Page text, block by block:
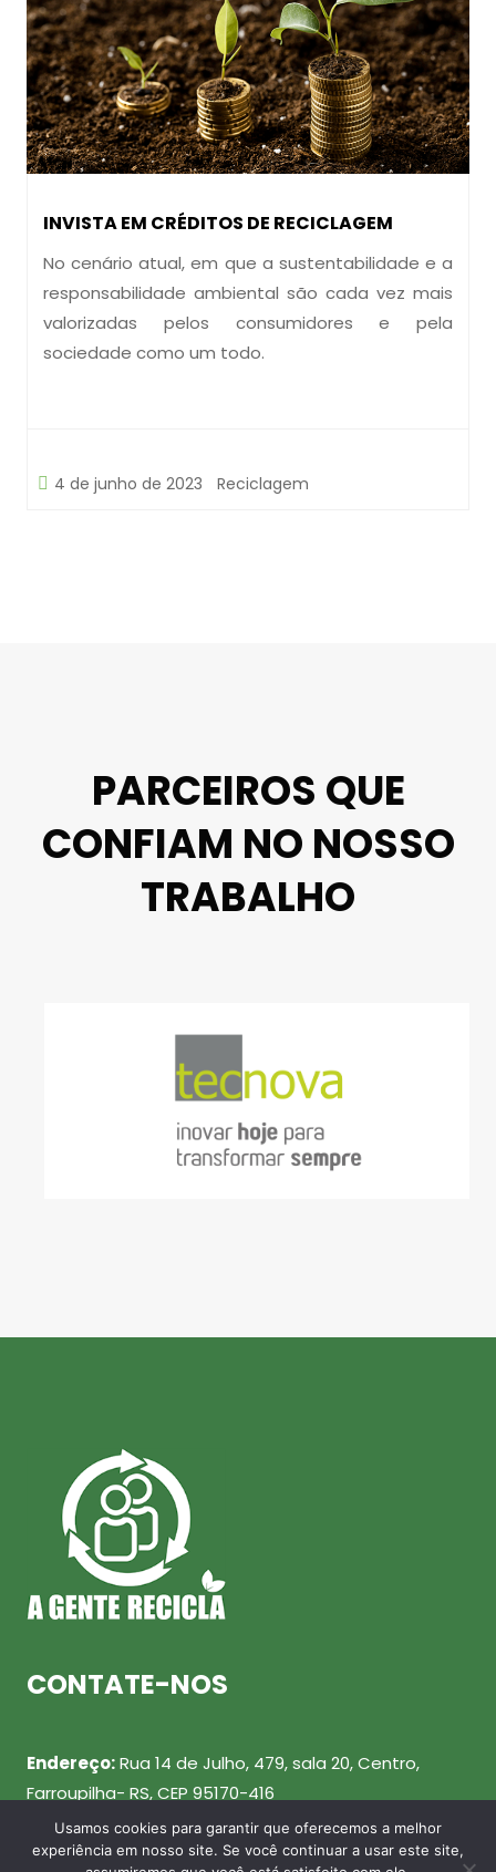
INVISTA EM CRÉDITOS DE RECICLAGEM
No cenário atual, em que a sustentabilidade e a
responsabilidade ambiental são cada vez mais
valorizadas pelos consumidores e pela
sociedade como um todo.
4 de junho de 2023 Reciclagem
PARCEIROS QUE
CONFIAM NO NOSSO
TRABALHO
CONTATE-NOS
Endereço:Rua 14 de Julho, 479, sala 20, Centro,
Farroupilha- RS, CEP 95170-416
Telefone: (54) 99943-0461
Usamos cookies para garantir que oferecemos a melhor
experiência em nosso site. Se você continuar a usar este site,